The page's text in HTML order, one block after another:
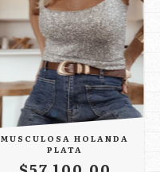
MUSCULOSA HOLANDA
PLATA